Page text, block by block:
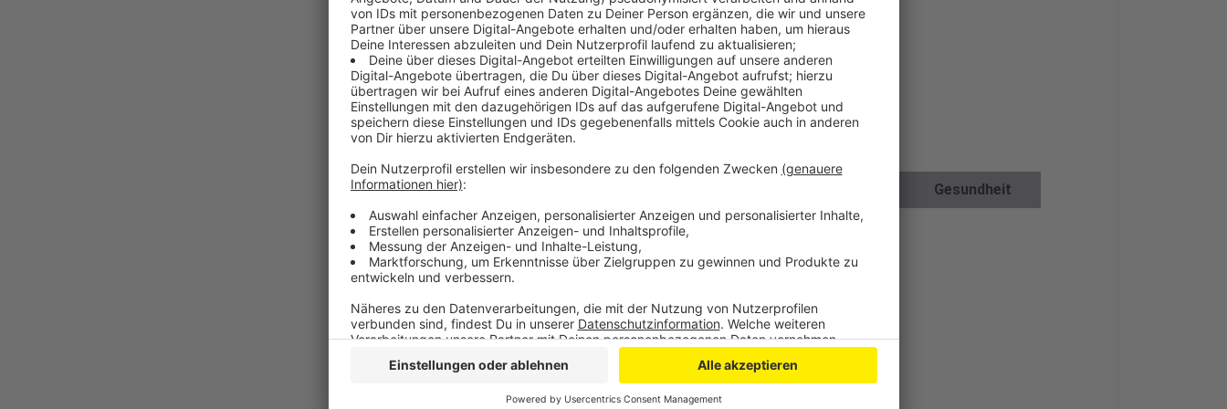
Veröffentlicht:Mittwoch, 21.12.2022 16:33
Anzeige
Gesundheit
Umwelt und Wohnen
Anzeige